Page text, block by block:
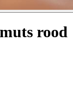
rood